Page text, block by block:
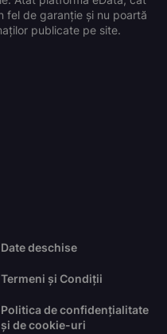
fel de garanție și nu poartă
publicate pe site.
Date deschise
Termeni și Condiții
Politica de confidențialitate
și de cookie-uri